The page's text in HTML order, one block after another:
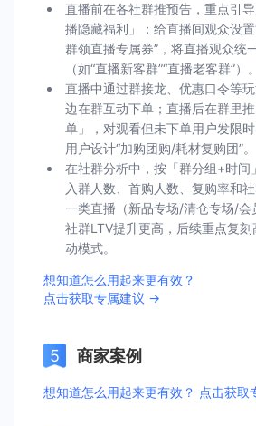
直播前在各社群推预告，重点引
播隐藏福利」；给直播间观众设
群领直播专属券”，将直播观众统
（如“直播新客群”“直播老客群”）。
直播中通过群接龙、优惠口令等
边在群互动下单；直播后在群里
单」，对观看但未下单用户发限
用户设计“加购团购/耗材复购团”。
在社群分析中，按「群分组+时间
入群人数、首购人数、复购率和
一类直播（新品专场/清仓专场/会
社群LTV提升更高，后续重点复
动模式。
想知道怎么用起来更有效？
点击获取专属建议 →
商家案例
想知道怎么用起来更有效？ 点击获